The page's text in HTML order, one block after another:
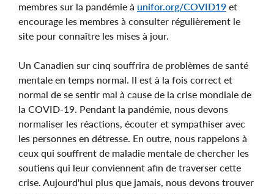
membres sur la pandémie à unifor.org/COVID19 et
encourage les membres à consulter régulièrement le
site pour connaître les mises à jour.
Un Canadien sur cinq souffrira de problèmes de santé
mentale en temps normal. Il est à la fois correct et
normal de se sentir mal à cause de la crise mondiale de
la COVID-19. Pendant la pandémie, nous devons
normaliser les réactions, écouter et sympathiser avec
les personnes en détresse. En outre, nous rappelons à
ceux qui souffrent de maladie mentale de chercher les
soutiens qui leur conviennent afin de traverser cette
crise. Aujourd'hui plus que jamais, nous devons trouver